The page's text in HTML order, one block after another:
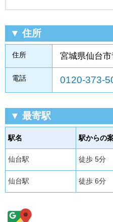
▼ 住所
住所 宮城県仙台
電話 0120-373-
▼ 最寄駅
駅名 駅からの
仙台駅 徒歩 5分
仙台駅 徒歩 6分